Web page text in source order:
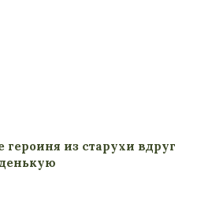
из старухи вдруг